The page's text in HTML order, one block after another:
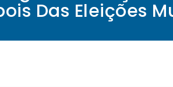
Das Eleições